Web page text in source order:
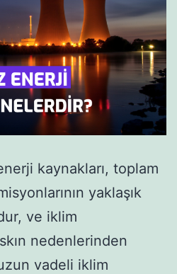
kaynakları, toplam
yaklaşık
ve iklim
nedenlerinden
vadeli iklim